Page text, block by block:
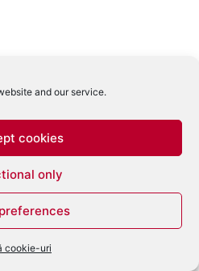
and our service.
cookies
only
cookie-uri